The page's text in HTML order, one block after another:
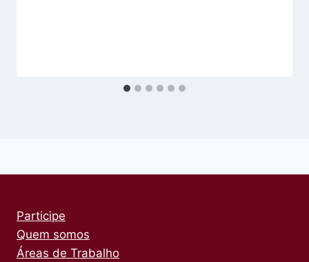
Participe
Quem somos
Áreas de Trabalho